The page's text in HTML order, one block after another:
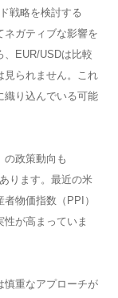
戦略を検討する
ネガティブな影響を
、EUR/USDは比較
見られません。これ
織り込んでいる可能
の政策動向も
ります。最近の米
物価指数（PPI）
が高まっていま
慎重なアプローチが